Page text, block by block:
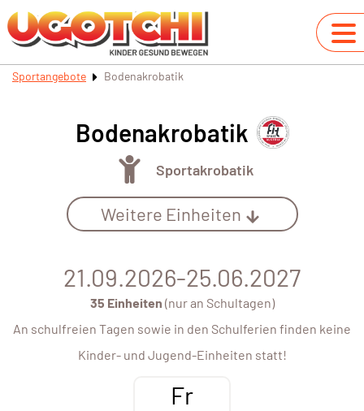
Sportangebote Bodenakrobatik
Bodenakrobatik
Sportakrobatik
Weitere Einheiten
21.09.2026-25.06.2027
35 Einheiten (nur an Schultagen)
An schulfreien Tagen sowie in den Schulferien finden keine
Kinder- und Jugend-Einheiten statt!
Fr